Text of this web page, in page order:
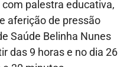
palestra educativa,
aferição de pressão
Saúde Belinha Nunes
das 9 horas e no dia 26